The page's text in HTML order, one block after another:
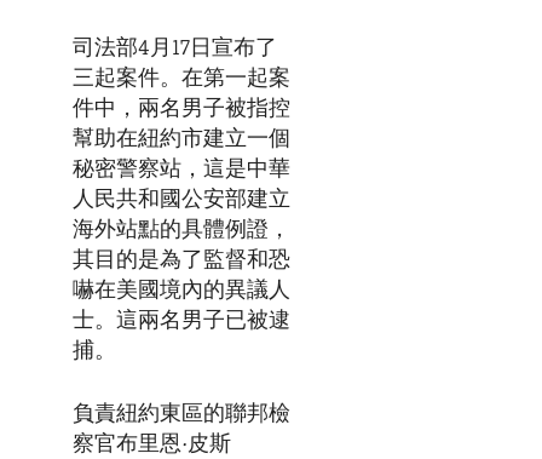
司法部4月17日宣布了
三起案件。在第一起案
件中，兩名男子被指控
幫助在紐約市建立一個
秘密警察站，這是中華
人民共和國公安部建立
海外站點的具體例證，
其目的是為了監督和恐
嚇在美國境內的異議人
士。這兩名男子已被逮
捕。
負責紐約東區的聯邦檢
察官布里恩·皮斯